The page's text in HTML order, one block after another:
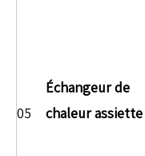
05
Échangeur de
chaleur assiette